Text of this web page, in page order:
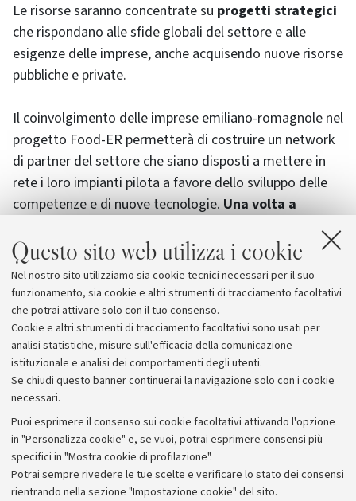
Questo sito web utilizza i cookie
Nel nostro sito utilizziamo sia cookie tecnici necessari per il suo
funzionamento, sia cookie e altri strumenti di tracciamento facoltativi
che potrai attivare solo con il tuo consenso.
Cookie e altri strumenti di tracciamento facoltativi sono usati per
analisi statistiche, misure sull'efficacia della comunicazione
istituzionale e analisi dei comportamenti degli utenti.
Se chiudi questo banner continuerai la navigazione solo con i cookie
necessari.
Puoi esprimere il consenso sui cookie facoltativi attivando l'opzione
in "Personalizza cookie" e, se vuoi, potrai esprimere consensi più
specifici in "Mostra cookie di profilazione".
Potrai sempre rivedere le tue scelte e verificare lo stato dei consensi
rientrando nella sezione "Impostazione cookie" del sito.
Le risorse saranno concentrate su progetti strategici
che rispondano alle sfide globali del settore e alle
esigenze delle imprese, anche acquisendo nuove risorse
pubbliche e private.
Il coinvolgimento delle imprese emiliano-romagnole nel
progetto Food-ER permetterà di costruire un network
di partner del settore che siano disposti a mettere in
rete i loro impianti pilota a favore dello sviluppo delle
competenze e di nuove tecnologie.Una volta a
incubatore/acceleratore verticale regionale
caratterizzato da una forte connessione tra start up e
tessuto industriale partner del progetto in un’ottica di
collaborazione e Open Innovation.
Archivio
Comunicati stampa
Redazione